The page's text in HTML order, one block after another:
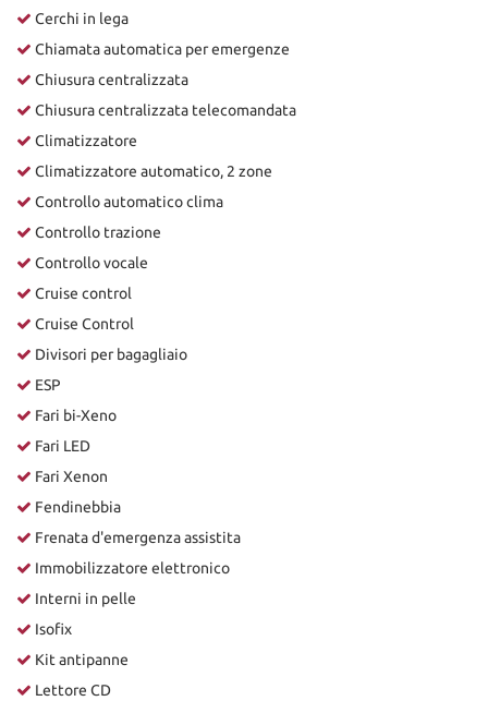
Cerchi in lega
Chiamata automatica per emergenze
Chiusura centralizzata
Chiusura centralizzata telecomandata
Climatizzatore
Climatizzatore automatico, 2 zone
Controllo automatico clima
Controllo trazione
Controllo vocale
Cruise control
Cruise Control
Divisori per bagagliaio
ESP
Fari bi-Xeno
Fari LED
Fari Xenon
Fendinebbia
Frenata d'emergenza assistita
Immobilizzatore elettronico
Interni in pelle
Isofix
Kit antipanne
Lettore CD